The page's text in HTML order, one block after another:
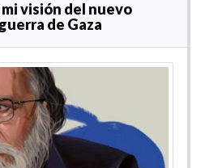
visión del nuevo
de Gaza